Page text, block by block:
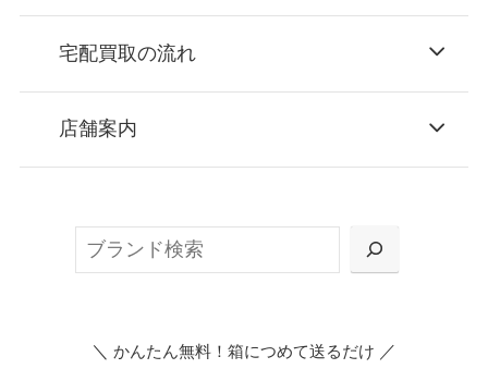
宅配買取の流れ
お申込み
または梱包材不要の「集荷申込」からお選び
店舗案内
＼ かんたん無料！箱につめて送るだけ ／